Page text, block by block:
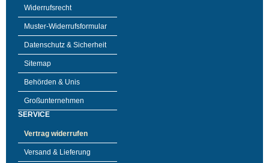
Widerrufsrecht
Muster-Widerrufsformular
Datenschutz & Sicherheit
Sitemap
Behörden & Unis
Großunternehmen
SERVICE
Vertrag widerrufen
Versand & Lieferung